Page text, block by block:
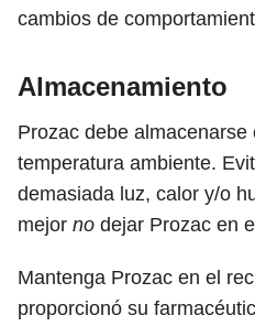
cambios de
Almacenamiento
Prozac debe almacenarse
temperatura ambiente.
demasiada luz, calor y/o
mejor no dejar Prozac en
Mantenga Prozac en el
proporcionó su